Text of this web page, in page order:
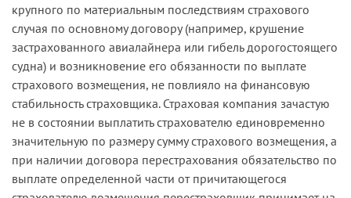
крупного по материальным последствиям страхового
случая по основному договору (например, крушение
застрахованного авиалайнера или гибель дорогостоящего
судна) и возникновение его обязанности по выплате
страхового возмещения, не повлияло на финансовую
стабильность страховщика. Страховая компания зачастую
не в состоянии выплатить страхователю единовременно
значительную по размеру сумму страхового возмещения, а
при наличии договора перестрахования обязательство по
выплате определенной части от причитающегося